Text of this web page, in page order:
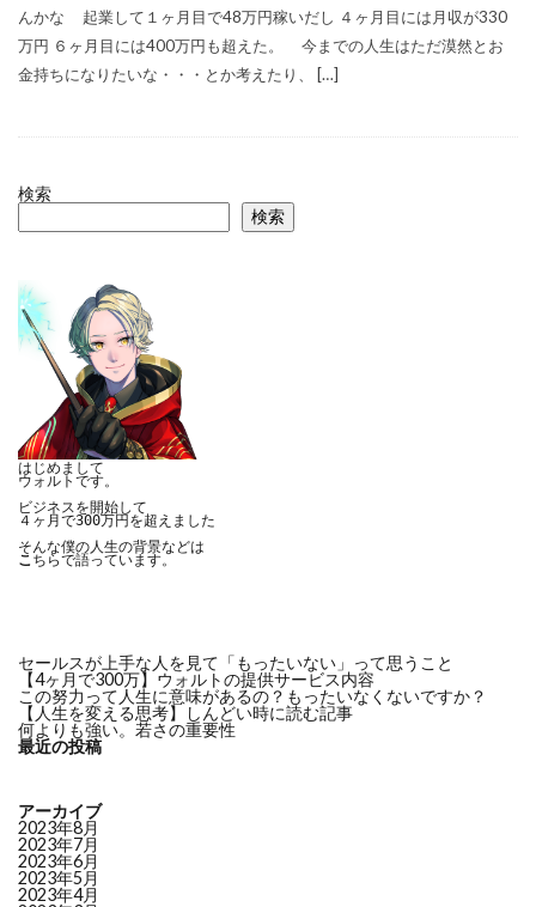
んかな 起業して１ヶ月目で48万円稼いだし ４ヶ月目には月収が330
万円 ６ヶ月目には400万円も超えた。 今までの人生はただ漠然とお
金持ちになりたいな・・・とか考えたり、 […]
検索
検索
はじめまして
ウォルトです。
ビジネスを開始して
４ヶ月で300万円を超えました
こ ちらで語っています。
セールスが上手な人を見て「もったいない」って思うこと
【4ヶ月で300万】ウォルトの提供サービス内容
この努力って人生に意味があるの？もったいなくないですか？
【人生を変える思考】しんどい時に読む記事
何よりも強い。若さの重要性
最近の投稿
アーカイブ
2023年8月
2023年7月
2023年6月
2023年5月
2023年4月